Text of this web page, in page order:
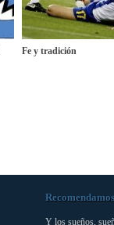
Fe y tradición
Recomendamos
Y los sueños,